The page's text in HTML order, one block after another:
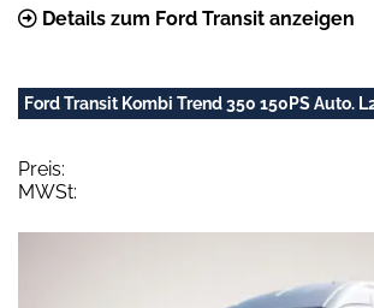
Details zum Ford Transit anzeigen
Ford Transit Kombi Trend 350 150PS Auto.
Preis:
MWSt: